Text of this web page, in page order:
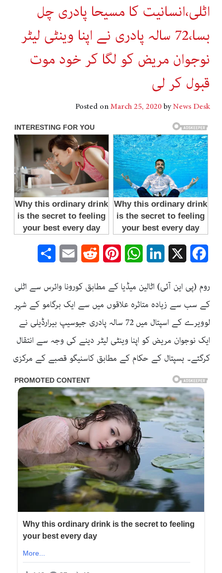
اٹلی،انسانیت کا مسیحا پادری چل
بسا،72 سالہ پادری نے اپنا وینٹی لیٹر
نوجوان مریض کو لگا کر خود موت
قبول کر لی
Posted onMarch 25, 2020byNews Desk
Facebook
LinkedIn
WhatsApp
Pinterest
Reddit
Email
روم (پی این آئی) اٹالین میڈیا کے مطابق کورونا وائرس سے اٹلی
کے سب سے زیادہ متاثرہ علاقوں میں سے ایک برگامو کے شہر
لوویرے کے اسپتال میں 72 سالہ پادری جیوسیپ بیرارڈیلی نے
ایک نوجوان مریض کو اپنا وینٹی لیٹر دینے کی وجہ سے انتقال
کرگئے۔ ہسپتال کے حکام کے مطابق کاسنیگو قصبے کے مرکزی